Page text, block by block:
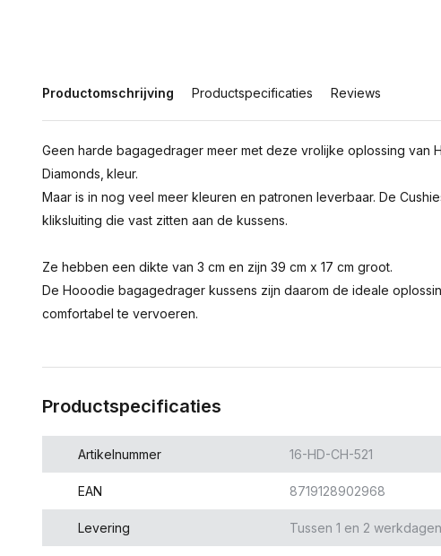
Productomschrijving Productspecificaties Reviews
Geen harde bagagedrager meer met deze vrolijke oplossing van
Diamonds‚ kleur.
Maar is in nog veel meer kleuren en patronen leverbaar. De
kliksluiting die vast zitten aan de kussens.
Ze hebben een dikte van 3 cm en zijn 39 cm x 17 cm groot.
De Hooodie bagagedrager kussens zijn daarom de ideale
comfortabel te vervoeren.
Productspecificaties
Artikelnummer 16-HD-CH-521
EAN 8719128902968
Levering Tussen 1 en 2